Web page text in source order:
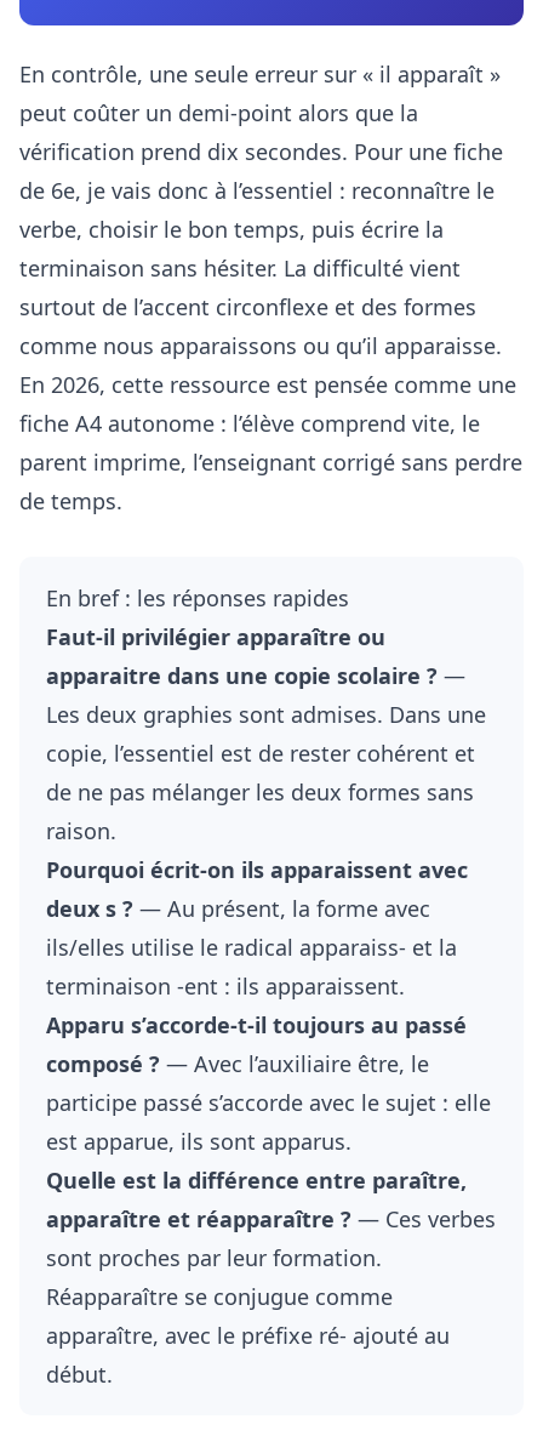
En contrôle, une seule erreur sur « il apparaît »
peut coûter un demi-point alors que la
vérification prend dix secondes. Pour une fiche
de 6e, je vais donc à l’essentiel : reconnaître le
verbe, choisir le bon temps, puis écrire la
terminaison sans hésiter. La difficulté vient
surtout de l’accent circonflexe et des formes
comme nous apparaissons ou qu’il apparaisse.
En 2026, cette ressource est pensée comme une
fiche A4 autonome : l’élève comprend vite, le
parent imprime, l’enseignant corrigé sans perdre
de temps.
En bref : les réponses rapides
Faut-il privilégier apparaître ou
apparaitre dans une copie scolaire ? —
Les deux graphies sont admises. Dans une
copie, l’essentiel est de rester cohérent et
de ne pas mélanger les deux formes sans
raison.
Pourquoi écrit-on ils apparaissent avec
deux s ? — Au présent, la forme avec
ils/elles utilise le radical apparaiss- et la
terminaison -ent : ils apparaissent.
Apparu s’accorde-t-il toujours au passé
composé ? — Avec l’auxiliaire être, le
participe passé s’accorde avec le sujet : elle
est apparue, ils sont apparus.
Quelle est la différence entre paraître,
apparaître et réapparaître ? — Ces verbes
sont proches par leur formation.
Réapparaître se conjugue comme
apparaître, avec le préfixe ré- ajouté au
début.